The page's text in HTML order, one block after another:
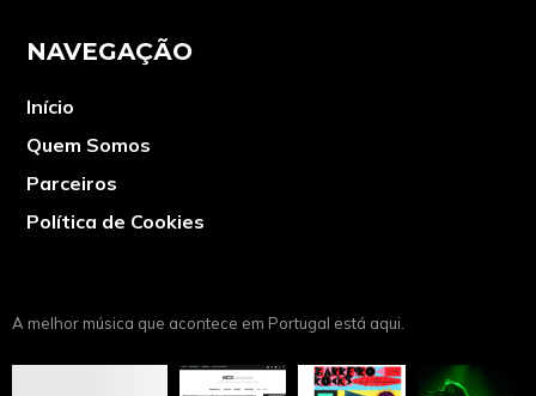
NAVEGAÇÃO
Início
Quem Somos
Parceiros
Política de Cookies
A melhor música que acontece em Portugal está aqui.